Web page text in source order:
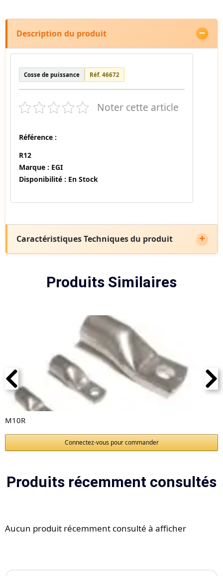
Description du produit
Cosse de puissance Réf. 46672
Noter cette article
Référence :
R12
Marque : EGI
Disponibilité : En Stock
Caractéristiques Techniques du produit
Produits Similaires
M10R
Connectez-vous pour commander
Produits récemment consultés
Aucun produit récemment consulté à afficher